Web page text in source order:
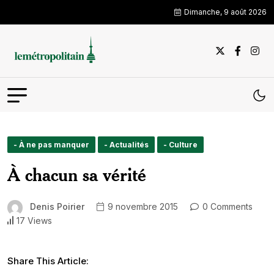
Dimanche, 9 août 2026
- À ne pas manquer - Actualités - Culture
À chacun sa vérité
Denis Poirier 9 novembre 2015
0 Comments
17 Views
Share This Article: